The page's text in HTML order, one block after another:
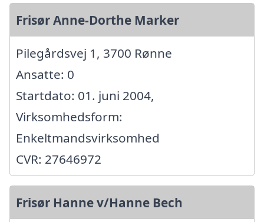
Frisør Anne-Dorthe Marker
Pilegårdsvej 1, 3700 Rønne
Ansatte: 0
Startdato: 01. juni 2004,
Virksomhedsform:
Enkeltmandsvirksomhed
CVR: 27646972
Frisør Hanne v/Hanne Bech